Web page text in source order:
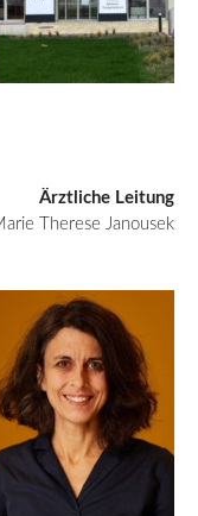
Ärztliche Leitung
Therese Janousek